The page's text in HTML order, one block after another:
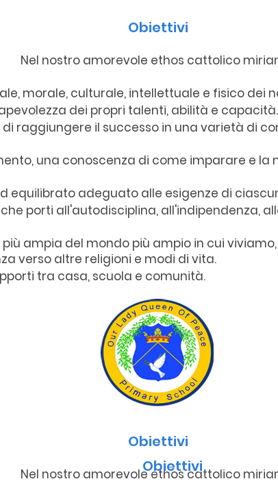
Obiettivi
Nel nostro amorevole ethos cattolico
morale, culturale, intellettuale e fisico dei
dei propri talenti, abilità e capacità.
raggiungere il successo in una varietà di
una conoscenza di come imparare e la
equilibrato adeguato alle esigenze di
porti all'autodisciplina, all'indipendenza,
ampia del mondo più ampio in cui
verso altre religioni e modi di vita.
tra casa, scuola e comunità.
Obiettivi
Nel nostro amorevole ethos cattolico
Obiettivi